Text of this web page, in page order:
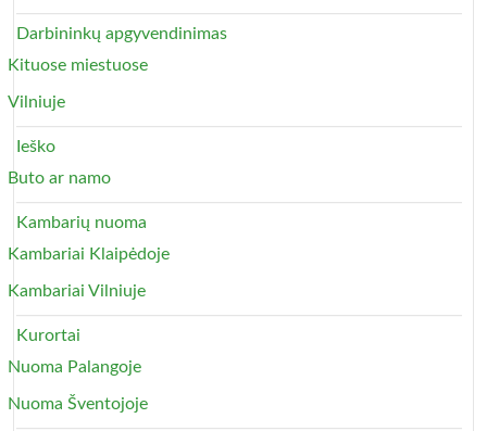
Darbininkų apgyvendinimas
Kituose miestuose
Vilniuje
Ieško
Buto ar namo
Kambarių nuoma
Kambariai Klaipėdoje
Kambariai Vilniuje
Kurortai
Nuoma Palangoje
Nuoma Šventojoje